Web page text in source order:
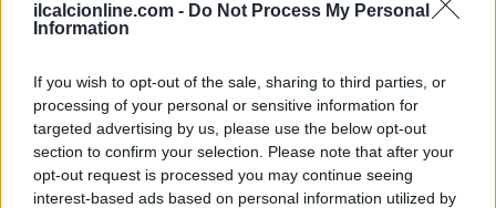
ilcalcionline.com - Do Not Process My Personal
Information
If you wish to opt-out of the sale, sharing to third parties, or
processing of your personal or sensitive information for
targeted advertising by us, please use the below opt-out
section to confirm your selection. Please note that after your
opt-out request is processed you may continue seeing
interest-based ads based on personal information utilized by